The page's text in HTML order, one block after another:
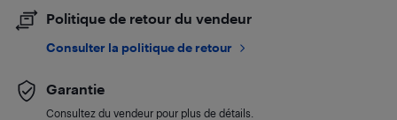
Politique de retour du vendeur
Consulter la politique de retour
Garantie
Consultez du vendeur pour plus de détails.